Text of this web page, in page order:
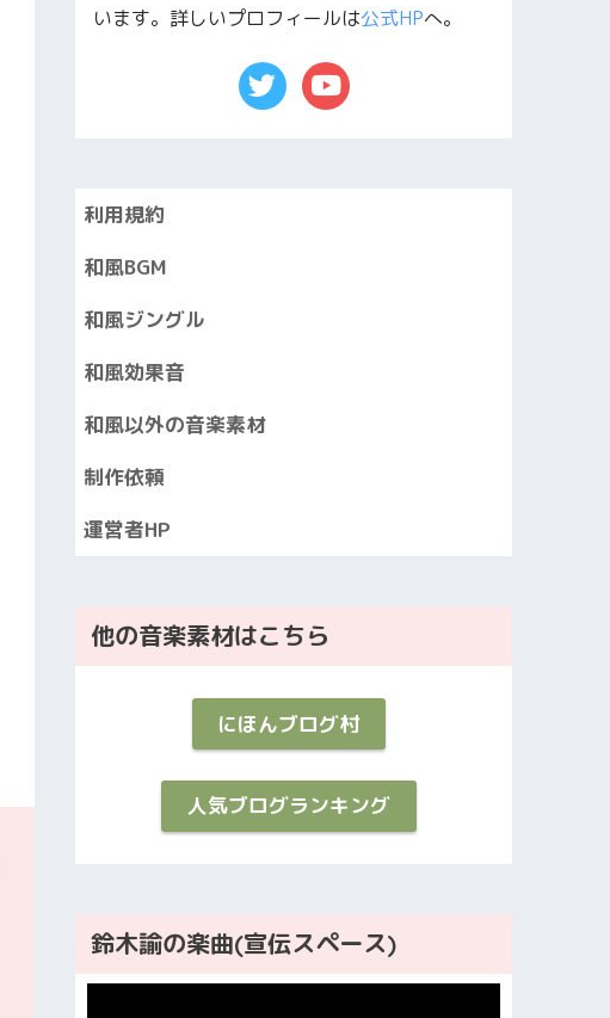
います。詳しいプロフィールは公式HPへ。
利用規約
和風BGM
和風ジングル
和風効果音
和風以外の音楽素材
制作依頼
運営者HP
他の音楽素材はこちら
にほんブログ村
人気ブログランキング
鈴木諭の楽曲(宣伝スペース)